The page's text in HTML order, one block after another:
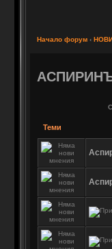
Начало форум ‹
Теми